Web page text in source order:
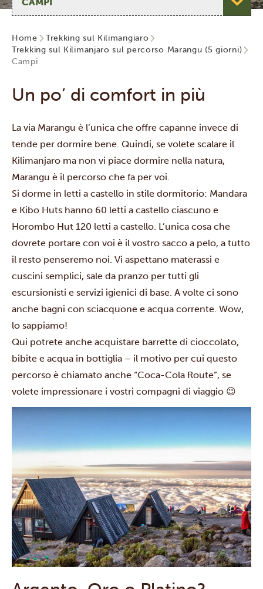
Home
Trekking sul Kilimangiaro
Trekking sul Kilimanjaro sul percorso Marangu (5 giorni)
Campi
Un po’ di comfort in più
La via Marangu è l’unica che offre capanne invece di
tende per dormire bene. Quindi, se volete scalare il
Kilimanjaro ma non vi piace dormire nella natura,
Marangu è il percorso che fa per voi.
Si dorme in letti a castello in stile dormitorio: Mandara
e Kibo Huts hanno 60 letti a castello ciascuno e
Horombo Hut 120 letti a castello. L’unica cosa che
dovrete portare con voi è il vostro sacco a pelo, a tutto
il resto penseremo noi. Vi aspettano materassi e
cuscini semplici, sale da pranzo per tutti gli
escursionisti e servizi igienici di base. A volte ci sono
anche bagni con sciacquone e acqua corrente. Wow,
lo sappiamo!
Qui potrete anche acquistare barrette di cioccolato,
bibite e acqua in bottiglia – il motivo per cui questo
percorso è chiamato anche “Coca-Cola Route”, se
volete impressionare i vostri compagni di viaggio 😉